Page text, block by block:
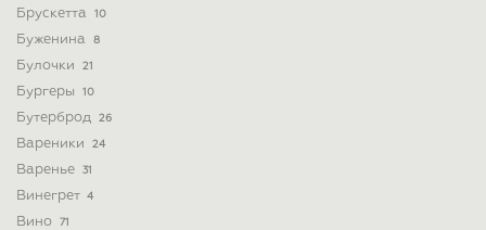
Брускетта 10
Буженина 8
Булочки 21
Бургеры 10
Бутерброд 26
Вареники 24
Варенье 31
Винегрет 4
Вино 71